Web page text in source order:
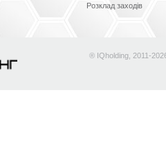
Розклад заходів
® IQholding, 2011-